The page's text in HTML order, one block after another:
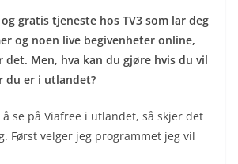
gratis tjeneste hos TV3 som lar deg
og noen live begivenheter online,
det. Men, hva kan du gjøre hvis du vil
du er i utlandet?
å se på Viafree i utlandet, så skjer det
Først velger jeg programmet jeg vil